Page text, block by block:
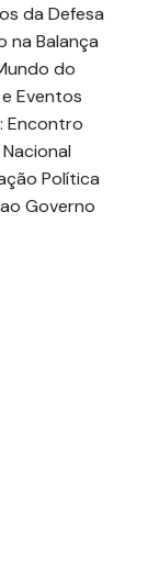
da Defesa
na Balança
do
Eventos
Encontro
Política
Governo